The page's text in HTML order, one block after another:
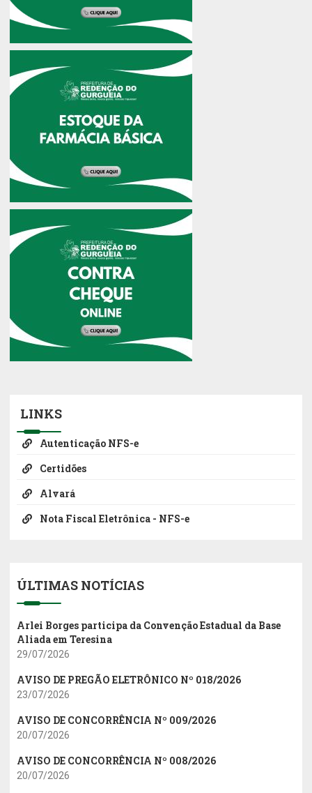
LINKS
Autenticação NFS-e
Certidões
Alvará
Nota Fiscal Eletrônica - NFS-e
ÚLTIMAS NOTÍCIAS
Arlei Borges participa da Convenção Estadual da Base
Aliada em Teresina
29/07/2026
AVISO DE PREGÃO ELETRÔNICO Nº 018/2026
23/07/2026
AVISO DE CONCORRÊNCIA Nº 009/2026
20/07/2026
AVISO DE CONCORRÊNCIA Nº 008/2026
20/07/2026